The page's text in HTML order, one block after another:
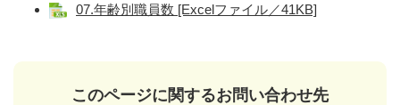
07.年齢別職員数 [Excelファイル／41KB]
このページに関するお問い合わせ先